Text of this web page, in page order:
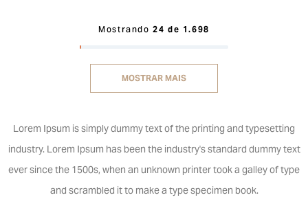
Mostrando24 de 1.698
MOSTRAR MAIS
Lorem Ipsum is simply dummy text of the printing and typesetting
industry. Lorem Ipsum has been the industry's standard dummy text
ever since the 1500s, when an unknown printer took a galley of type
and scrambled it to make a type specimen book.